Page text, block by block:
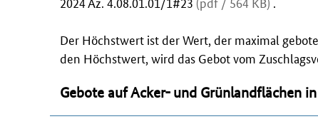
Der Höchstwert ist der Wert, der maximal
den Höchstwert, wird das Gebot vom
Gebote auf Acker- und Grünlandflächen